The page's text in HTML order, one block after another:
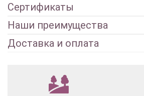
Сертификаты
Наши преимущества
Доставка и оплата